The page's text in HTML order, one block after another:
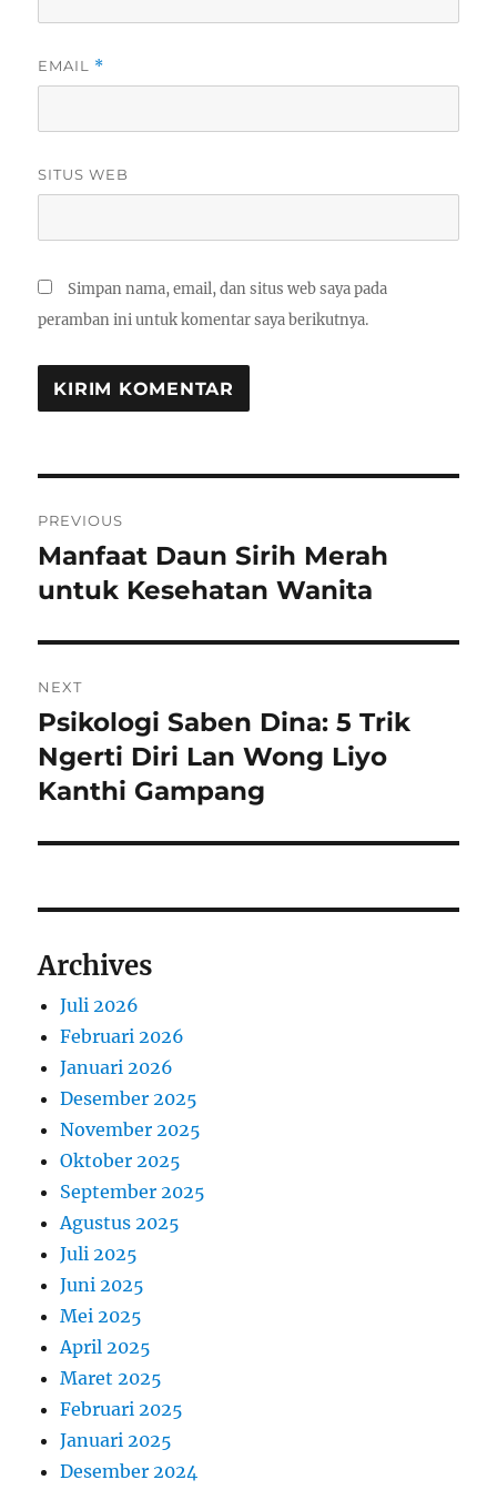
EMAIL *
SITUS WEB
Simpan nama, email, dan situs web saya pada
peramban ini untuk komentar saya berikutnya.
pos
PREVIOUS
Previous
post:
Manfaat Daun Sirih Merah
untuk Kesehatan Wanita
NEXT
Next
post:
Psikologi Saben Dina: 5 Trik
Ngerti Diri Lan Wong Liyo
Kanthi Gampang
Archives
Juli 2026
Februari 2026
Januari 2026
Desember 2025
November 2025
Oktober 2025
September 2025
Agustus 2025
Juli 2025
Juni 2025
Mei 2025
April 2025
Maret 2025
Februari 2025
Januari 2025
Desember 2024